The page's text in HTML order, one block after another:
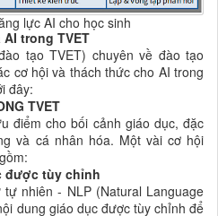
lực AI cho học sinh
trong TVET
tạo TVET) chuyên về đào tạo
cơ hội và thách thức cho AI trong
đây:
TVET
điểm cho bối cảnh giáo dục, đặc
và cá nhân hóa. Một vài cơ hội
được tùy chỉnh
nhiên - NLP (Natural Language
dung giáo dục được tùy chỉnh để